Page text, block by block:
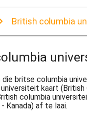
British columbia
die britse columbia
kaart (British
columbia
Kanada) af te laai.